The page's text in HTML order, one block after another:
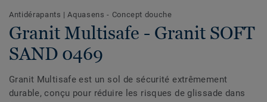
Antidérapants |Aquasens - Concept douche
Granit Multisafe - Granit SOFT
SAND 0469
Granit Multisafe est un sol de sécurité extrêmement
durable, conçu pour réduire les risques de glissade dans